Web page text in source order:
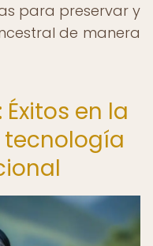
para preservar y
de manera
en la